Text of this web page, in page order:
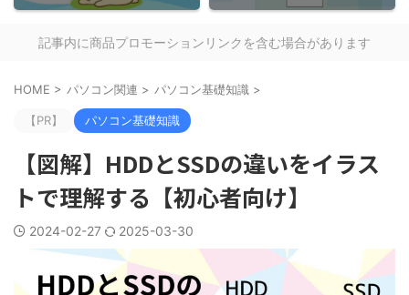
記事内に商品プロモーションリンクを含む場合があります
HOME > パソコン関連 > パソコン基礎知識 >
【PR】 パソコン基礎知識
【図解】HDDとSSDの違いをイラス
トで理解する【初心者向け】
2024-02-27 2025-03-30